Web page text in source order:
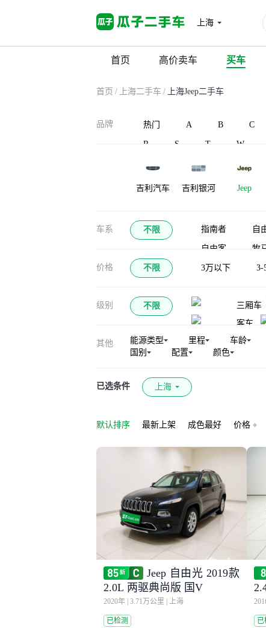
上海
首页 高价卖车 买车
首页 / 上海二手车 / 上海Jeep二手车
品牌 热门 A B C
R S T W
吉利汽车 吉利银河 Jeep
江淮瑞风 捷途山海
江铃集团新
能源
九龙
车
车系 不限 指南者 自
自由客 牧
牧马人（平行进
价格 不限 3万以下 3-
级别 不限 三厢车
客车
其他 能源类型 里程 车龄
国别
配置 颜色
已选条件 上海
默认排序 最新上架 成色最好 价格
Jeep 自由光 2019款
2.0L 两驱典尚版 国V
2020年 3.71万公里 上海
已检测 已